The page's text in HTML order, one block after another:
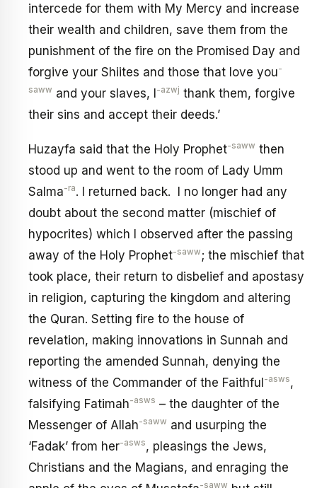
intercede for them with My Mercy and increase
their wealth and children, save them from the
punishment of the fire on the Promised Day and
forgive your Shiites and those that love you-
saww and your slaves, I-azwj thank them, forgive
their sins and accept their deeds.’
Huzayfa said that the Holy Prophet-saww then
stood up and went to the room of Lady Umm
Salma-ra. I returned back. I no longer had any
doubt about the second matter (mischief of
hypocrites) which I observed after the passing
away of the Holy Prophet-saww ; the mischief that
took place, their return to disbelief and apostasy
in religion, capturing the kingdom and altering
the Quran. Setting fire to the house of
revelation, making innovations in Sunnah and
reporting the amended Sunnah, denying the
witness of the Commander of the Faithful -asws,
falsifying Fatimah-asws – the daughter of the
Messenger of Allah-saww and usurping the
‘Fadak’ from her-asws, pleasings the Jews,
Christians and the Magians, and enraging the
-saww